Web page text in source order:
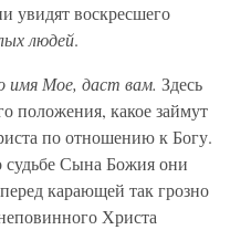
увидят воскресшего
людей.
имя Мое, даст вам. Здесь
положения, какое займут
по отношению к Богу.
Сына Божия они
карающей так грозно
Христа